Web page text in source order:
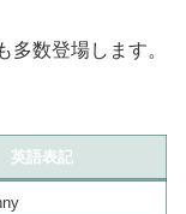
多数登場します。
英語表記